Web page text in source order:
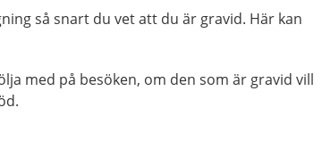
så snart du vet att du är gravid. Här kan
med på besöken, om den som är gravid vill